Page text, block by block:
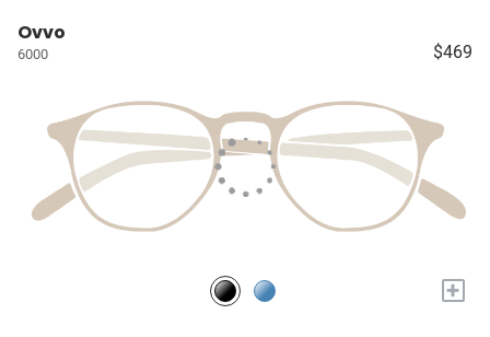
Ovvo
6000 $469
+